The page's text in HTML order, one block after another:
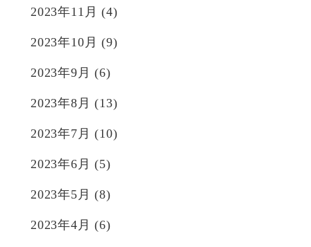
2023年11月 (4)
2023年10月 (9)
2023年9月 (6)
2023年8月 (13)
2023年7月 (10)
2023年6月 (5)
2023年5月 (8)
2023年4月 (6)